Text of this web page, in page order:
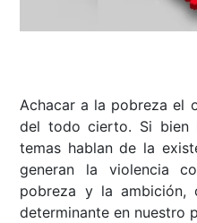
Achacar a la pobreza el
del todo cierto. Si bien
temas hablan de la
generan la violencia
pobreza y la ambición,
determinante en nuestro